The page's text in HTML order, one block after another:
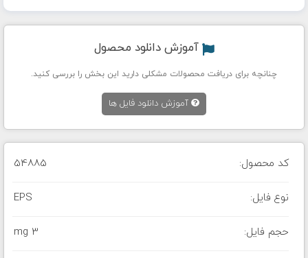
آموزش دانلود محصول
چنانچه برای دریافت محصولات مشکلی دارید این بخش را بررسی کنید.
آموزش دانلود فایل ها
کد محصول: 54885
نوع فایل: EPS
حجم فایل: 3 mg